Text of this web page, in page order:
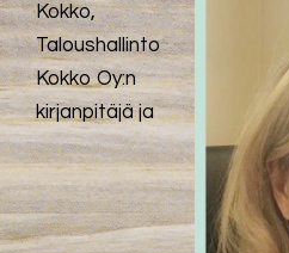
Kokko,
Taloushallinto
Kokko Oy:n
kirjanpitäjä ja